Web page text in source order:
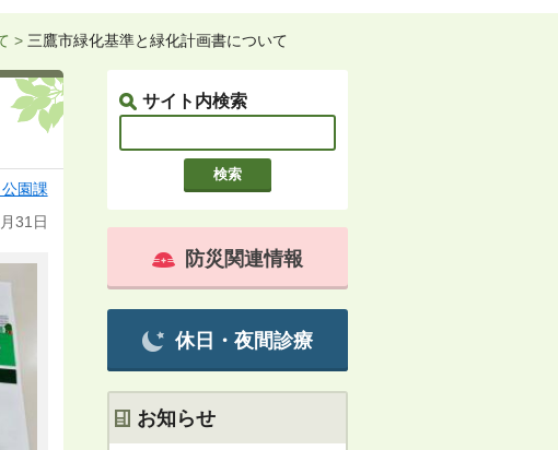
> 三鷹市緑化基準と緑化計画書について
サイト内検索
園課
31日
防災関連情報
休日・夜間診療
お知らせ